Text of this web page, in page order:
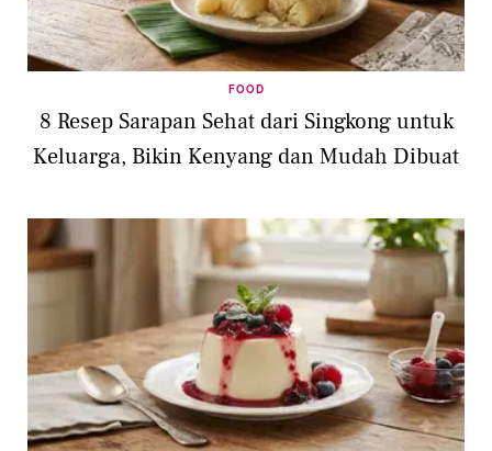
FOOD
8 Resep Sarapan Sehat dari Singkong untuk
Keluarga, Bikin Kenyang dan Mudah Dibuat